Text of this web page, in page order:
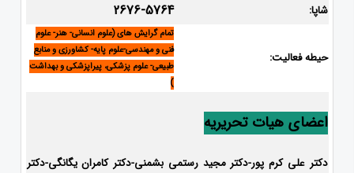
شاپا: 2676-5764
حیطه فعالیت:
تمام گرایش های (علوم انسانی- هنر- علوم
فنی و مهندسی-علوم پایه- کشاورزی و منابع
طبیعی- علوم پزشکی، پیراپزشکی و بهداشت
)
اعضای هیات تحریریه
دکتر علی کرم پور-دکتر مجید رستمی بشمنی-دکتر کامران یگانگی-دکتر